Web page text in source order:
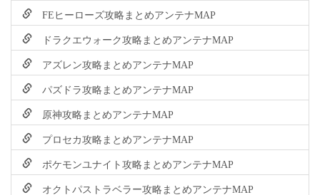
FEヒーローズ攻略まとめアンテナMAP
ドラクエウォーク攻略まとめアンテナMAP
アズレン攻略まとめアンテナMAP
パズドラ攻略まとめアンテナMAP
原神攻略まとめアンテナMAP
プロセカ攻略まとめアンテナMAP
ポケモンユナイト攻略まとめアンテナMAP
オクトパストラベラー攻略まとめアンテナMAP